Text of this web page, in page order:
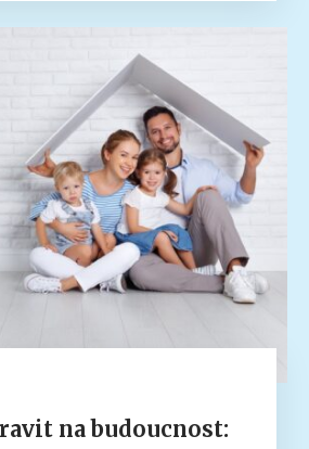
na budoucnost: